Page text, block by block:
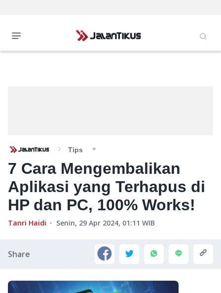
Tips
7 Cara Mengembalikan
Aplikasi yang Terhapus di
HP dan PC, 100% Works!
Tanri Haidi Senin, 29 Apr 2024, 01:11 WIB
Share